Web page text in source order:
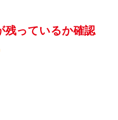
残っているか確認
純正状態の方が評価されやす